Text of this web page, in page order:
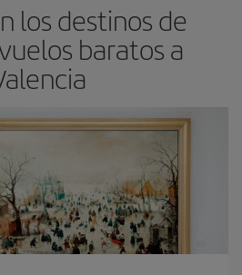
los destinos de
baratos a